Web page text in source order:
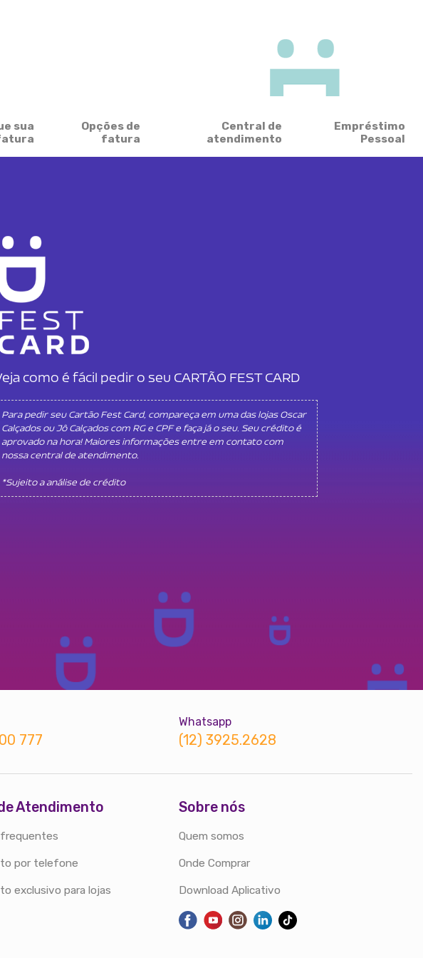
sua
Opções de
fatura
Central de
atendimento
Empréstimo
Pessoal
como é fácil pedir o seu CARTÃO FEST CARD
Para pedir seu Cartão Fest Card, compareça em uma das lojas Oscar
Calçados ou Jô Calçados com RG e CPF e faça já o seu. Seu crédito é
aprovado na hora! Maiores informações entre em contato com
nossa central de atendimento.
*Sujeito a análise de crédito
777
Whatsapp
(12) 3925.2628
Atendimento
por telefone
exclusivo para lojas
Sobre nós
Quem somos
Onde Comprar
Download Aplicativo